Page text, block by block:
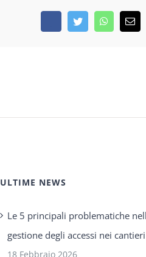
FacebookTwitterWhatsApp
ULTIME NEWS
Le 5 principali problematiche
gestione degli accessi nei cantieri
18 Febbraio 2026